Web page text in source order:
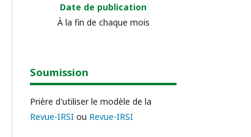
Date de publication
À la fin de chaque mois
Soumission
Prière d'utiliser le modèle de la
Revue-IRSI ou Revue-IRSI